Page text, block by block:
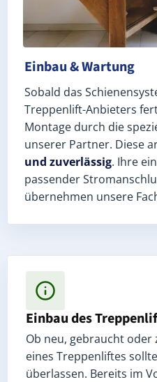
Einbau & Wartung
Sobald das
Treppenlift-Anbieters
Montage durch die
unserer Partner. Diese
und zuverlässig. Ihre
passender
übernehmen unsere
Einbau des
Ob neu, gebraucht oder
eines Treppenliftes
überlassen. Bereits im